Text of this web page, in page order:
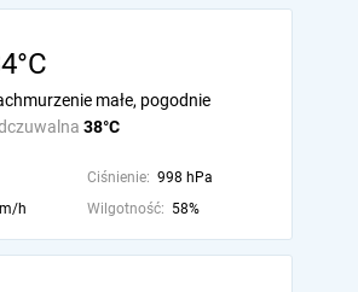
38°C
małe, pogodnie
Ciśnienie: 998 hPa
h Wilgotność: 58%